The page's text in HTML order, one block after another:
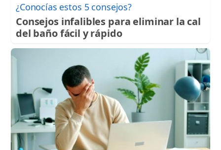
¿Conocías estos 5 consejos?
Consejos infalibles para eliminar la cal
del baño fácil y rápido